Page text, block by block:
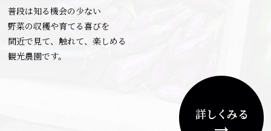
普段は知る機会の少ない
野菜の収穫や育てる喜びを
間近で見て、触れて、楽しめる
観光農園です。